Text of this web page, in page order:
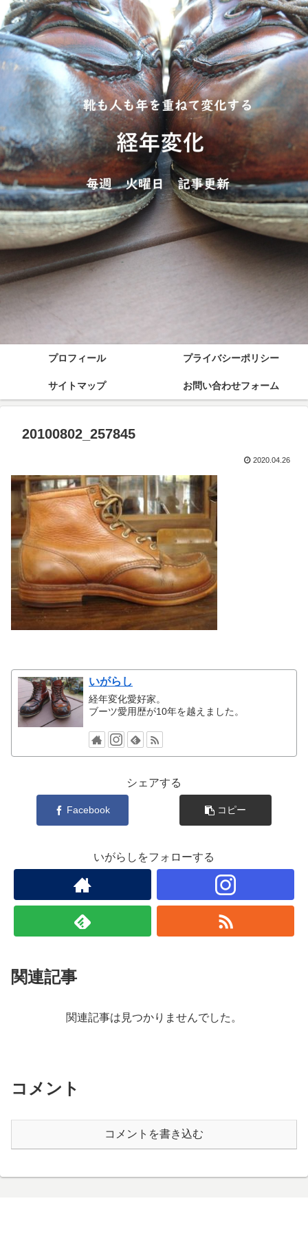
プロフィール プライバシーポリシー
サイトマップ お問い合わせフォーム
20100802_257845
2020.04.26
いがらし
経年変化愛好家。
ブーツ愛用歴が10年を越えました。
シェアする
Facebook コピー
いがらしをフォローする
関連記事
関連記事は見つかりませんでした。
コメント
コメントを書き込む